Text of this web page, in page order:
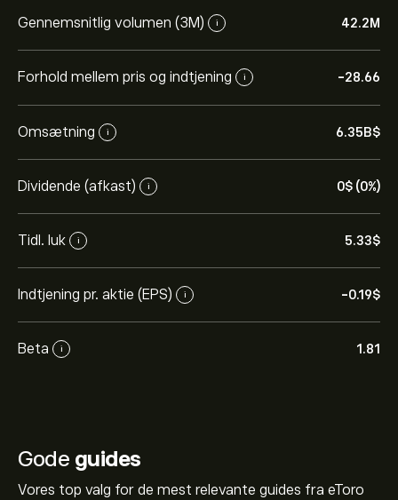
Gennemsnitlig volumen (3M) i 42.2M
Forhold mellem pris og indtjening i -28.66
Omsætning i 6.35B‎$‎
Dividende (afkast) i 0‎$‎ (0%)
Tidl. luk i 5.33‎$‎
Indtjening pr. aktie (EPS) i -0.19‎$‎
Beta i 1.81
Gode guides
Vores top valg for de mest relevante guides fra eToro